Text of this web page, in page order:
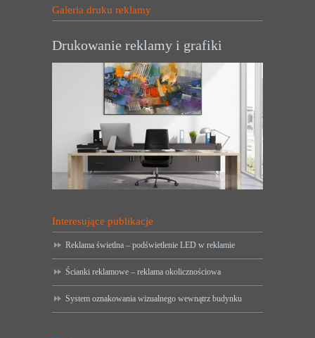
Galeria druku reklamy
Drukowanie reklamy i grafiki
Interesujące publikacje
Reklama świetlna – podświetlenie LED w reklamie
Ścianki reklamowe – reklama okolicznościowa
System oznakowania wizualnego wewnątrz budynku